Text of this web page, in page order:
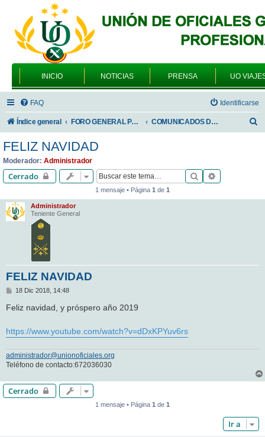
INICIO NOTICIAS PRENSA UO
FAQ Identificarse
Índice general FORO GENERAL PARA TODOS LOS USUARIOS COMUNICADOS DE LA UNIÓN DE OFICIALES
r
FELIZ NAVIDAD
Moderador: Administrador
Cerrado Buscar
1 mensaje • Página 1 de 1
Administrador
Teniente General
FELIZ NAVIDAD
M
n
s
j
e
18 Dic 2018, 14:48
Feliz navidad, y próspero año 2019
https://www.youtube.com/watch?v=dDxKPYuv6rs
administrador@unionoficiales.org
Teléfono de contacto:672036030
Cerrado
1 mensaje • Página 1 de 1
Ir a